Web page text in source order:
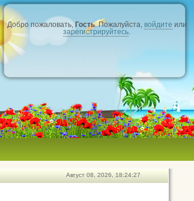
Добро пожаловать,Гость. Пожалуйста, войдите или
зарегистрируйтесь.
Август 08, 2026, 18:24:27